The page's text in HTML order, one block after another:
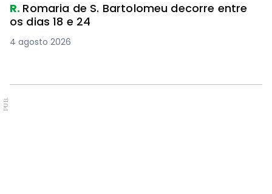
R. Romaria de S. Bartolomeu decorre entre
os dias 18 e 24
4 agosto 2026
PUB.